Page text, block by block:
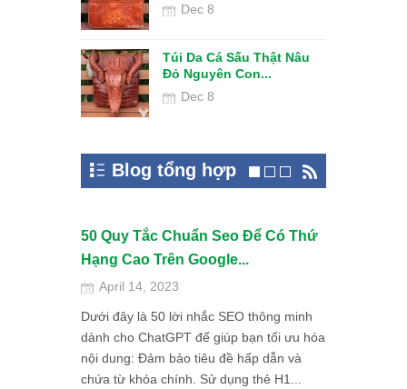
Dec 8
Túi Da Cá Sấu Thật Nâu
Đỏ Nguyên Con...
Dec 8
Blog tổng hợp
50 Quy Tắc Chuẩn Seo Để Có Thứ
Hạng Cao Trên Google...
April 14, 2023
Dưới đây là 50 lời nhắc SEO thông minh
dành cho ChatGPT để giúp bạn tối ưu hóa
nội dung: Đảm bảo tiêu đề hấp dẫn và
chứa từ khóa chính. Sử dụng thẻ H1...